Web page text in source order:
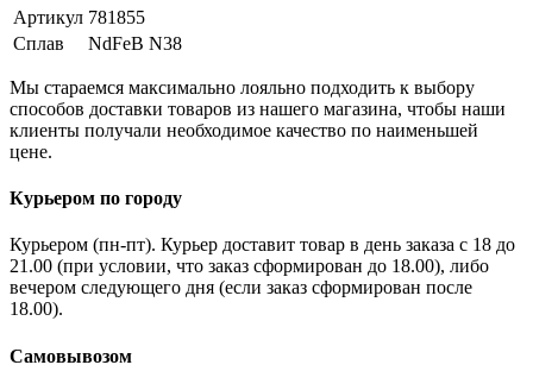
Артикул 781855
Сплав
NdFeB N38
Мы стараемся максимально лояльно подходить к выбору
способов доставки товаров из нашего магазина, чтобы наши
клиенты получали необходимое качество по наименьшей
цене.
Курьером по городу
Курьером (пн-пт). Курьер доставит товар в день заказа с 18 до
21.00 (при условии, что заказ сформирован до 18.00), либо
вечером следующего дня (если заказ сформирован после
18.00).
Самовывозом